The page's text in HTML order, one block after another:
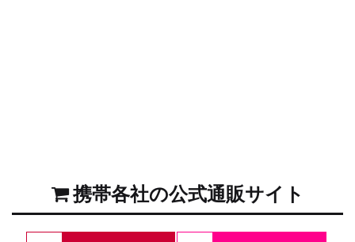
携帯各社の公式通販サイト